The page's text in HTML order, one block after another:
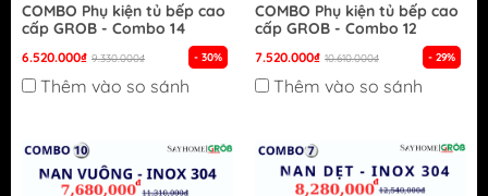
COMBO Phụ kiện tủ bếp cao
cấp GROB - Combo 14
6.520.000₫ 9.330.000₫ - 30%
Thêm vào so sánh
COMBO Phụ kiện tủ bếp cao
cấp GROB - Combo 12
7.520.000₫ 10.610.000₫ - 29%
Thêm vào so sánh